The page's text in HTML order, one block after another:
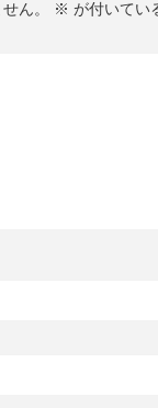
ん。 ※ が付いてい